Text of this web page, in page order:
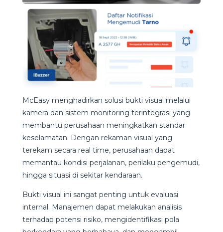
McEasy menghadirkan solusi bukti visual melalui
kamera dan sistem monitoring terintegrasi yang
membantu perusahaan meningkatkan standar
keselamatan. Dengan rekaman visual yang
terekam secara real time, perusahaan dapat
memantau kondisi perjalanan, perilaku pengemudi,
hingga situasi di sekitar kendaraan.
Bukti visual ini sangat penting untuk evaluasi
internal. Manajemen dapat melakukan analisis
terhadap potensi risiko, mengidentifikasi pola